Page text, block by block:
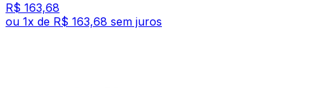
R$ 163,68
ou 1x de R$ 163,68 sem juros